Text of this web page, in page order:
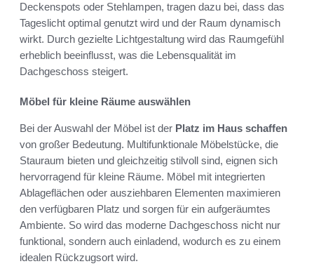
Deckenspots oder Stehlampen, tragen dazu bei, dass das
Tageslicht optimal genutzt wird und der Raum dynamisch
wirkt. Durch gezielte Lichtgestaltung wird das Raumgefühl
erheblich beeinflusst, was die Lebensqualität im
Dachgeschoss steigert.
Möbel für kleine Räume auswählen
Bei der Auswahl der Möbel ist der Platz im Haus schaffen
von großer Bedeutung. Multifunktionale Möbelstücke, die
Stauraum bieten und gleichzeitig stilvoll sind, eignen sich
hervorragend für kleine Räume. Möbel mit integrierten
Ablageflächen oder ausziehbaren Elementen maximieren
den verfügbaren Platz und sorgen für ein aufgeräumtes
Ambiente. So wird das moderne Dachgeschoss nicht nur
funktional, sondern auch einladend, wodurch es zu einem
idealen Rückzugsort wird.